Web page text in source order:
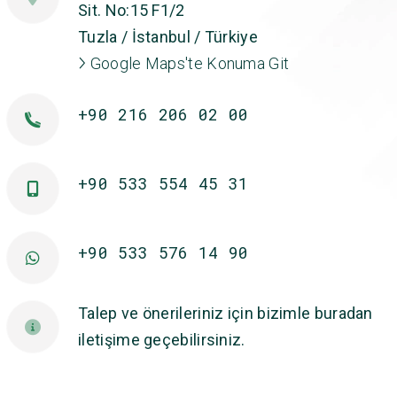
Sit. No:15 F1/2
Tuzla / İstanbul / Türkiye
Google Maps'te Konuma Git
+90 216 206 02 00
+90 533 554 45 31
+90 533 576 14 90
Talep ve önerileriniz için bizimle buradan
iletişime geçebilirsiniz.